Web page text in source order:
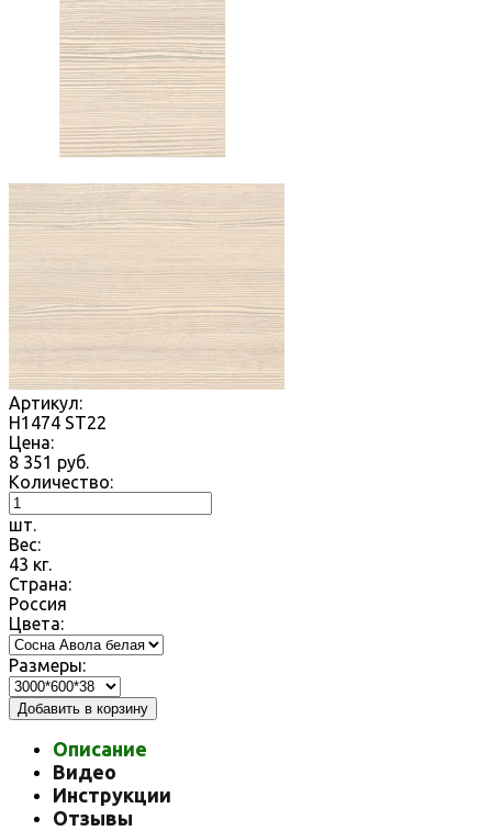
Артикул:
H1474 ST22
Цена:
8 351 руб.
Количество:
шт.
Вес:
43 кг.
Страна:
Россия
Цвета:
Размеры:
Добавить в корзину
Описание
Видео
Инструкции
Отзывы